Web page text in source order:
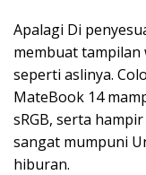
Apalagi Di
membuat tampilan
seperti aslinya.
MateBook 14
sRGB, serta
sangat mumpuni
hiburan.